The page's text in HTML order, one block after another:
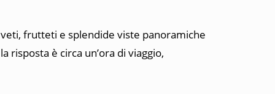
frutteti e splendide viste panoramiche
risposta è circa un’ora di viaggio,